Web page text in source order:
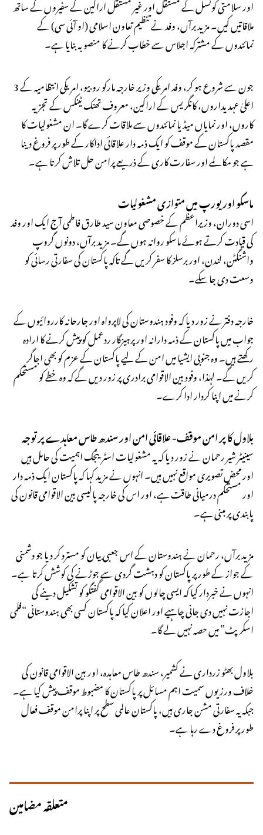
اور سلامتی کونسل کے مستقل اور غیر مستقل اراکین کے سفیروں کے ساتھ
ملاقاتیں کیں۔ مزید برآں، وفد نے تنظیم تعاون اسلامی (او آئی سی) کے
نمائندوں کے مشترکہ اجلاس سے خطاب کرنے کا منصوبہ بنایا ہے۔
3 جون سے شروع ہو کر، وفد امریکی وزیر خارجہ مارکو روبیو، امریکی انتظامیہ کے
اعلیٰ عہدیداروں، کانگریس کے اراکین، معروف تھنک ٹینکس کے تجزیہ
کاروں، اور نمایاں میڈیا نمائندوں سے ملاقات کرے گا۔ ان مشغولیات کا
مقصد پاکستان کے موقف کو ایک ذمہ دار علاقائی اداکار کے طور پر فروغ دینا
ہے جو مکالمے اور سفارت کاری کے ذریعے پرامن حل تلاش کرتا ہے۔
ماسکو اور یورپ میں متوازی مشغولیات
اسی دوران، وزیراعظم کے خصوصی معاون سید طارق فاطمی آج ایک اور وفد
کی قیادت کرتے ہوئے ماسکو روانہ ہوں گے۔ مزید برآں، دونوں گروپ
واشنگٹن، لندن، اور برسلز کا سفر کریں گے تاکہ پاکستان کی سفارتی رسائی کو
وسعت دی جا سکے۔
خارجہ دفتر نے زور دیا کہ وفود ہندوستان کی لاپرواہ اور جارحانہ کارروائیوں کے
جواب میں پاکستان کے ذمہ دارانہ اور پرہیزگار ردعمل کو پیش کرنے کا ارادہ
رکھتے ہیں۔ وہ جنوبی ایشیا میں امن کے لیے پاکستان کے عزم کو بھی اجاگر
کریں گے۔ لہٰذا، وفود بین الاقوامی برادری پر زور دیں گے کہ وہ خطے کو مستحکم
کرنے میں اپنا کردار ادا کرے۔
بلاول کا پر امن موقف- علاقائی امن اور سندھ طاس معاہدے پر توجہ
سینیٹر شیر رحمان نے زور دیا کہ یہ مشغولیات اسٹریٹجک اہمیت کی حامل ہیں
اور محض تصویری مواقع نہیں ہیں۔ انہوں نے مزید کہا کہ پاکستان ایک ذمہ دار
اور مستحکم درمیانی طاقت ہے، اور اس کی خارجہ پالیسی بین الاقوامی قانون کی
پابندی پر مبنی ہے۔
مزید برآں، رحمان نے ہندوستان کے اس جعبی بیان کو مسترد کر دیا جو دشمنی
کے جواز کے طور پر پاکستان کو دہشت گردی سے جوڑنے کی کوشش کرتا ہے۔
انہوں نے خبردار کیا کہ ایسی چالوں کو بین الاقوامی گفتگو کو تشکیل دینے کی
اجازت نہیں دی جانی چاہیے اور اعلان کیا کہ پاکستان کسی بھی ہندوستانی “فلمی
اسکرپٹ” میں حصہ نہیں لے گا۔
بلاول بھٹو زرداری نے کشمیر، سندھ طاس معاہدہ، اور بین الاقوامی قانون کی
خلاف ورزیوں سمیت اہم مسائل پر پاکستان کا مضبوط موقف پیش کیا ہے۔
جبکہ یہ سفارتی مشن جاری ہیں، پاکستان عالمی سطح پر اپنا پرامن موقف فعال
طور پر فروغ دے رہا ہے۔
متعلقہ مضامین